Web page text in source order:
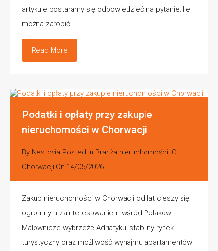
artykule postaramy się odpowiedzieć na pytanie: Ile
można zarobić…
Read More
Podatki i opłaty przy zakupie
nieruchomości w Chorwacji
By Nestovia Posted in Branża nieruchomości, O
Chorwacji On 14/05/2026
Zakup nieruchomości w Chorwacji od lat cieszy się
ogromnym zainteresowaniem wśród Polaków.
Malownicze wybrzeże Adriatyku, stabilny rynek
turystyczny oraz możliwość wynajmu apartamentów